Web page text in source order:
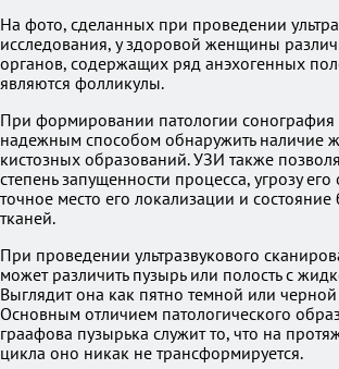
На фото, сделанных при проведении
исследования, у здоровой женщины
органов, содержащих ряд анэхогенных
являются фолликулы.
При формировании патологии сонография
надежным способом обнаружить наличие
кистозных образований. УЗИ также
степень запущенности процесса, угрозу его
точное место его локализации и
тканей.
При проведении ультразвукового
может различить пузырь или полость с
Выглядит она как пятно темной или
Основным отличием патологического
граафова пузырька служит то, что на
цикла оно никак не трансформируется.